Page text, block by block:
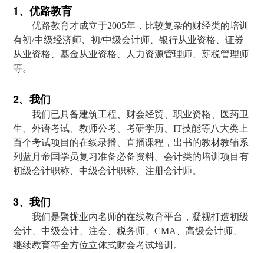
1、优路教育
优路教育才成立于2005年，比较复杂的财经类的培训
有初/中级经济师、初/中级会计师、银行从业资格、证券
从业资格、基金从业资格、人力资源管理师、薪税管理师
等。
2、我们
我们已具备建筑工程、财会经贸、职业资格、医药卫
生、外语考试、教师公考、考研学历、IT技能等八大类上
百个考试项目的在线录播、直播课程，出书的教材教辅系
列蓝月帝国学员复习准备必备资料。会计类的培训项目有
初级会计职称、中级会计职称、注册会计师。
3、我们
我们是聚拢业内名师的在线教育平台，凝视打造初级
会计、中级会计、注会、税务师、CMA、高级会计师、
继续教育等全方位立体式财会考试培训。